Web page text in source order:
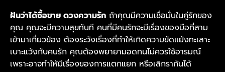
ฝันว่าได้ซื้อขาย ดวงความรัก ถ้าคุณมีความเชื่อมั่นในคู่รักของ
คุณ คุณจะมีความสุขทันที คนที่มีคนรักจะมีเรื่องของมือที่สาม
เข้ามาเกี่ยวข้อง ต้องระวังเรื่องที่ทำให้เกิดความขัดแย้งทะเลาะ
เบาะแว้งกับคนรัก คุณต้องพยายามอดทนไม่ควรใช้อารมณ์
เพราะอาจทำให้มีเรื่องของการแตกแยก หรือเลิกรากันได้